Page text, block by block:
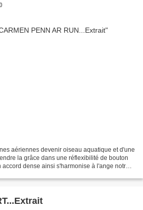
aériennes devenir oiseau aquatique et d'une
la grâce dans une réflexibilité de bouton
dense ainsi s'harmonise à l'ange notre